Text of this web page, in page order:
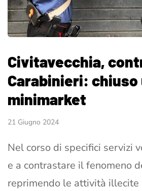
Civitavecchia,
Carabinieri: chiuso
minimarket
21 Giugno 2024
Nel corso di specifici servizi
e a contrastare il fenomeno
reprimendo le attività illecite